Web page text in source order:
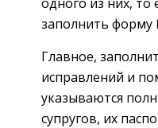
заполнить форму
Главное,
исправлений и
указываются
супругов, их